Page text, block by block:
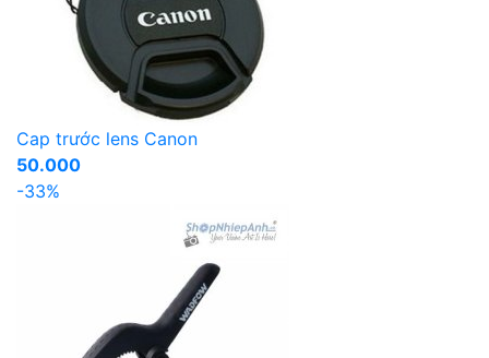
Cap trước lens Canon
50.000
-33%